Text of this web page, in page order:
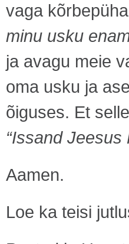
vaga
minu usku
ja avagu meie
oma usku ja
õiguses. Et
“Issand
Aamen.
Loe ka teisi